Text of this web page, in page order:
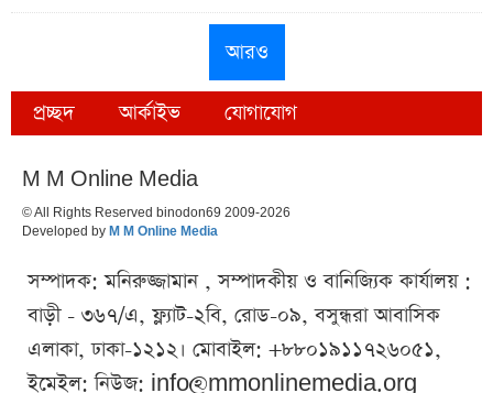
আরও
প্রচ্ছদ আর্কাইভ যোগাযোগ
M M Online Media
© All Rights Reserved binodon69 2009-2026
Developed by M M Online Media
সম্পাদক: মনিরুজ্জামান , সম্পাদকীয় ও বানিজ্যিক কার্যালয় :
বাড়ী - ৩৬৭/এ, ফ্ল্যাট-২বি, রোড-০৯, বসুন্ধরা আবাসিক
এলাকা, ঢাকা-১২১২। মোবাইল: +৮৮০১৯১১৭২৬০৫১,
ইমেইল: নিউজ: info@mmonlinemedia.org